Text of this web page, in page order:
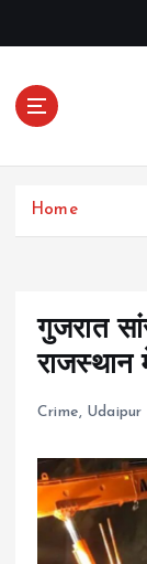
c
Home
गुजरात
राजस्थान
Crime, Udaipur